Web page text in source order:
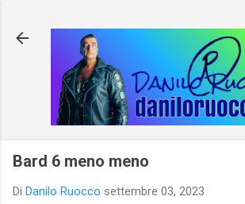
Bard 6 meno meno
Di Danilo Ruocco settembre 03, 2023